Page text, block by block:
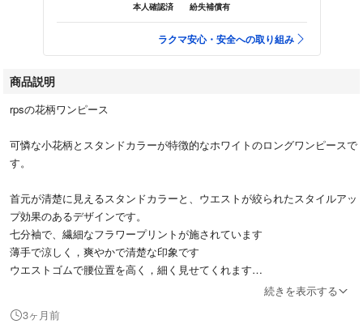
本人確認済 紛失補償有
ラクマ安心・安全への取り組み
商品説明
rpsの花柄ワンピース
可憐な小花柄とスタンドカラーが特徴的なホワイトのロングワンピースで
す。
首元が清楚に見えるスタンドカラーと、ウエストが絞られたスタイルアッ
プ効果のあるデザインです。
七分袖で、繊細なフラワープリントが施されています
薄手で涼しく，爽やかで清楚な印象です
ウエストゴムで腰位置を高く，細く見せてくれます
続きを表示する
3ヶ月前